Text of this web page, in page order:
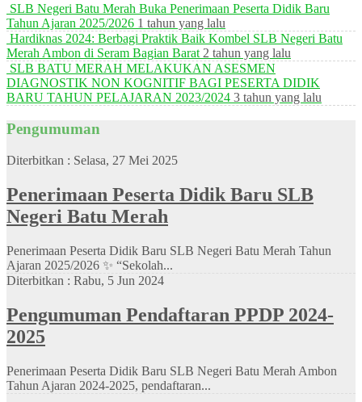
SLB Negeri Batu Merah Buka Penerimaan Peserta Didik Baru
Tahun Ajaran 2025/2026 1 tahun yang lalu
Hardiknas 2024: Berbagi Praktik Baik Kombel SLB Negeri Batu
Merah Ambon di Seram Bagian Barat 2 tahun yang lalu
SLB BATU MERAH MELAKUKAN ASESMEN
DIAGNOSTIK NON KOGNITIF BAGI PESERTA DIDIK
BARU TAHUN PELAJARAN 2023/2024 3 tahun yang lalu
Pengumuman
Diterbitkan : Selasa, 27 Mei 2025
Penerimaan Peserta Didik Baru SLB
Negeri Batu Merah
Penerimaan Peserta Didik Baru SLB Negeri Batu Merah Tahun
Ajaran 2025/2026 ✨ “Sekolah...
Diterbitkan : Rabu, 5 Jun 2024
Pengumuman Pendaftaran PPDP 2024-
2025
Penerimaan Peserta Didik Baru SLB Negeri Batu Merah Ambon
Tahun Ajaran 2024-2025, pendaftaran...